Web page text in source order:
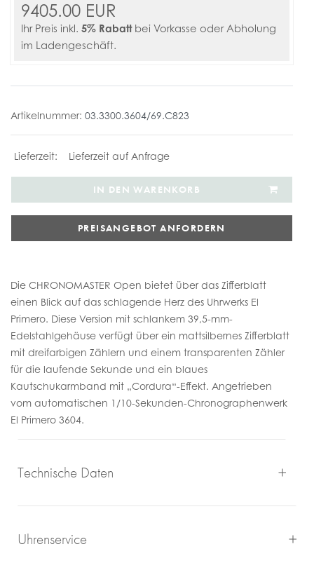
9405.00 EUR
Ihr Preis inkl. 5% Rabattbei Vorkasse oder Abholung
im Ladengeschäft.
Artikelnummer: 03.3300.3604/69.C823
Lieferzeit auf Anfrage
IN DEN WARENKORB
PREISANGEBOT ANFORDERN
Die CHRONOMASTER Open bietet über das Zifferblatt
einen Blick auf das schlagende Herz des Uhrwerks El
Primero. Diese Version mit schlankem 39,5-mm-
Edelstahlgehäuse verfügt über ein mattsilbernes Zifferblatt
mit dreifarbigen Zählern und einem transparenten Zähler
für die laufende Sekunde und ein blaues
Kautschukarmband mit „Cordura“-Effekt. Angetrieben
vom automatischen 1/10-Sekunden-Chronographenwerk
El Primero 3604.
Technische Daten
Uhrenservice